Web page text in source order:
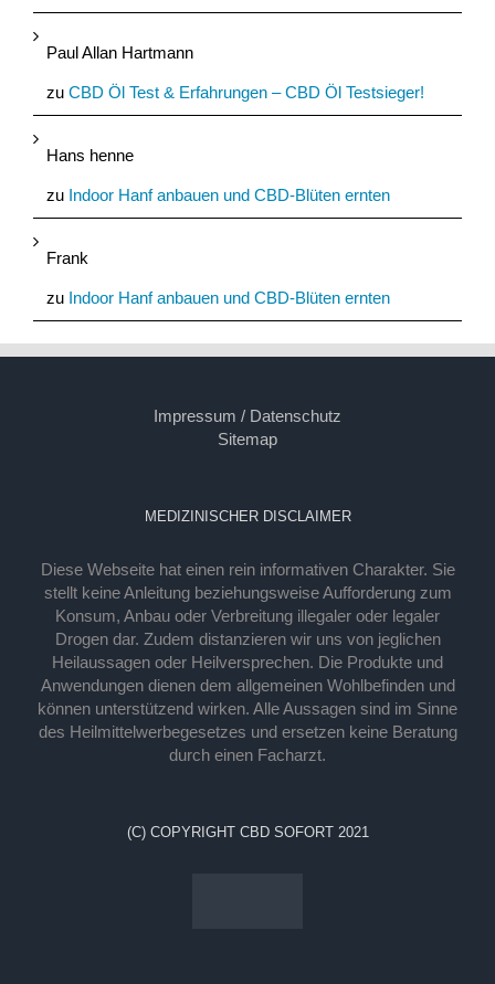
Paul Allan Hartmann
zu CBD Öl Test & Erfahrungen – CBD Öl Testsieger!
Hans henne
zu Indoor Hanf anbauen und CBD-Blüten ernten
Frank
zu Indoor Hanf anbauen und CBD-Blüten ernten
Impressum / Datenschutz
Sitemap
MEDIZINISCHER DISCLAIMER
Diese Webseite hat einen rein informativen Charakter. Sie
stellt keine Anleitung beziehungsweise Aufforderung zum
Konsum, Anbau oder Verbreitung illegaler oder legaler
Drogen dar. Zudem distanzieren wir uns von jeglichen
Heilaussagen oder Heilversprechen. Die Produkte und
Anwendungen dienen dem allgemeinen Wohlbefinden und
können unterstützend wirken. Alle Aussagen sind im Sinne
des Heilmittelwerbegesetzes und ersetzen keine Beratung
durch einen Facharzt.
(C) COPYRIGHT CBD SOFORT 2021